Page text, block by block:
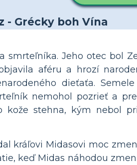
smrteľníka. Jeho otec bol
aféru a hrozí
dieťaťa.
nemohol pozrieť a
stehna, kým nebol
kráľovi Midasovi moc
keď Midas náhodou